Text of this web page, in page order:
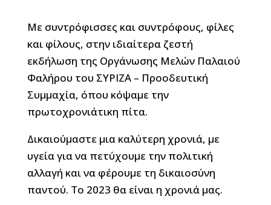
Με συντρόφισσες και συντρόφους, φίλες
και φίλους, στην ιδιαίτερα ζεστή
εκδήλωση της Οργάνωσης Μελών Παλαιού
Φαλήρου του ΣΥΡΙΖΑ – Προοδευτική
Συμμαχία, όπου κόψαμε την
πρωτοχρονιάτικη πίτα.
Δικαιούμαστε μια καλύτερη χρονιά, με
υγεία για να πετύχουμε την πολιτική
αλλαγή και να φέρουμε τη δικαιοσύνη
παντού. Το 2023 θα είναι η χρονιά μας.